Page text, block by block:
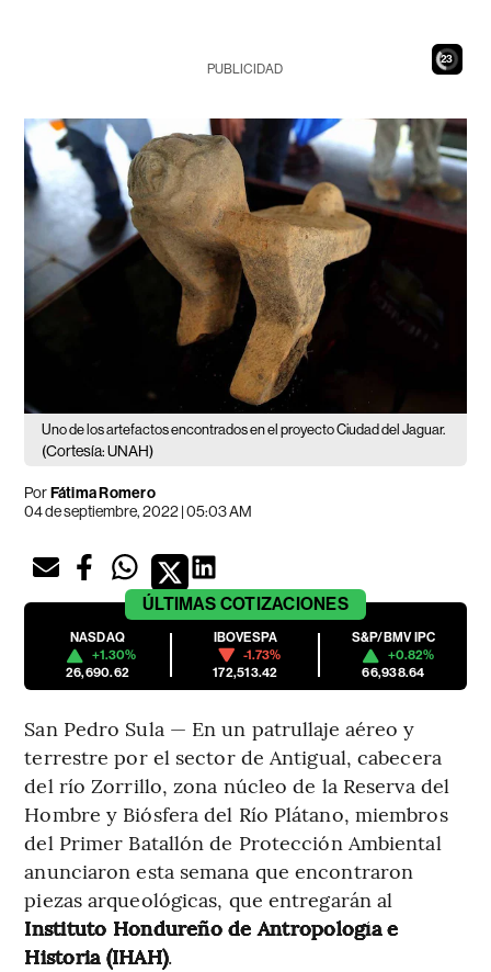
21
PUBLICIDAD
Uno de los artefactos encontrados en el proyecto Ciudad del Jaguar.
(Cortesía: UNAH)
PorFátima Romero
04 de septiembre, 2022 | 05:03 AM
ÚLTIMAS COTIZACIONES
NASDAQ
+1.30%
26,690.62
IBOVESPA
-1.73%
172,513.42
S&P/BMV IPC
+0.82%
66,938.64
San Pedro Sula — En un patrullaje aéreo y
terrestre por el sector de Antigual, cabecera
del río Zorrillo, zona núcleo de la Reserva del
Hombre y Biósfera del Río Plátano, miembros
del Primer Batallón de Protección Ambiental
anunciaron esta semana que encontraron
piezas arqueológicas, que entregarán al
Instituto Hondureño de Antropología e
Historia (IHAH).